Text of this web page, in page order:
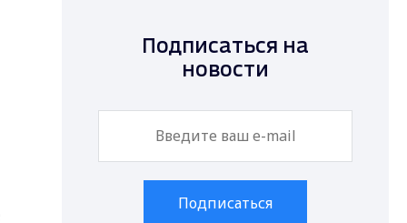
Подписаться на
новости
Подписаться